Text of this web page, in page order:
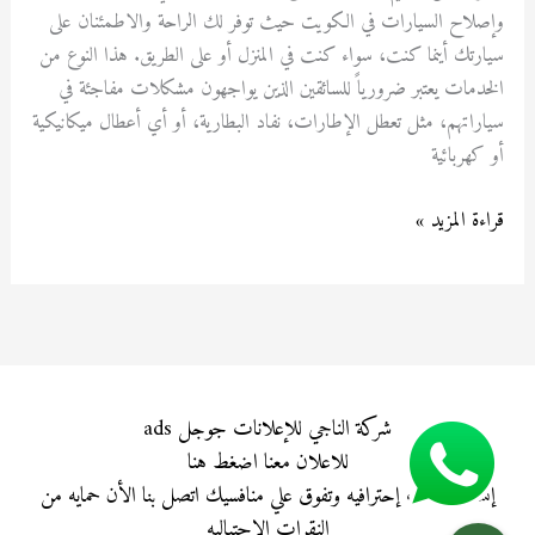
وإصلاح السيارات في الكويت حيث توفر لك الراحة والاطمئنان على
سيارتك أينما كنت، سواء كنت في المنزل أو على الطريق. هذا النوع من
الخدمات يعتبر ضرورياً للسائقين الذين يواجهون مشكلات مفاجئة في
سياراتهم، مثل تعطل الإطارات، نفاد البطارية، أو أي أعطال ميكانيكية
أو كهربائية
قراءة المزيد »
شركة الناجي للإعلانات جوجل ads
للاعلان معنااضغط هنا
إنشاء حملات إحترافيه وتفوق علي منافسيك اتصل بنا الأن حمايه من